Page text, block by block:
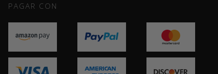
PAGAR CON